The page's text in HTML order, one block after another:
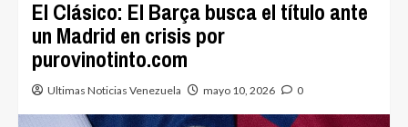
El Clásico: El Barça busca el título ante
un Madrid en crisis por
purovinotinto.com
Ultimas Noticias Venezuela mayo 10, 2026 0